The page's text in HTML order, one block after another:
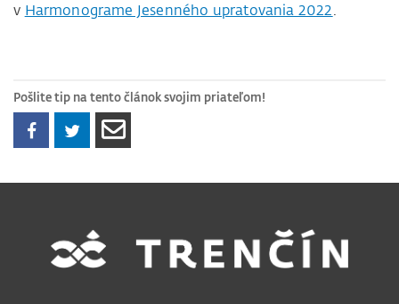
v Harmonograme Jesenného upratovania 2022.
Pošlite tip na tento článok svojim priateľom!